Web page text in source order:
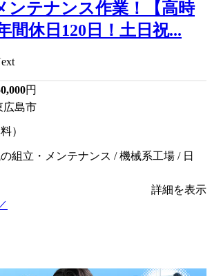
ンテナンス作業！【高時
間休日120日！土日祝...
円
広島市
）
組立・メンテナンス / 機械系工場 / 日
詳細を表示